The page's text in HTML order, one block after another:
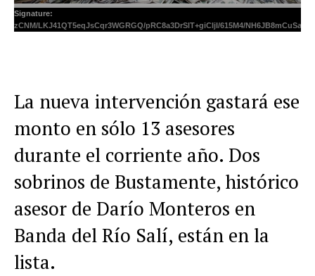
Signature:
zCNM/LKJ41QT5eqJsCqr3WGRGQ/pRC8a3DrSlT+giCIjI/615M4/
La nueva intervención gastará ese
monto en sólo 13 asesores
durante el corriente año. Dos
sobrinos de Bustamente, histórico
asesor de Darío Monteros en
Banda del Río Salí, están en la
lista.